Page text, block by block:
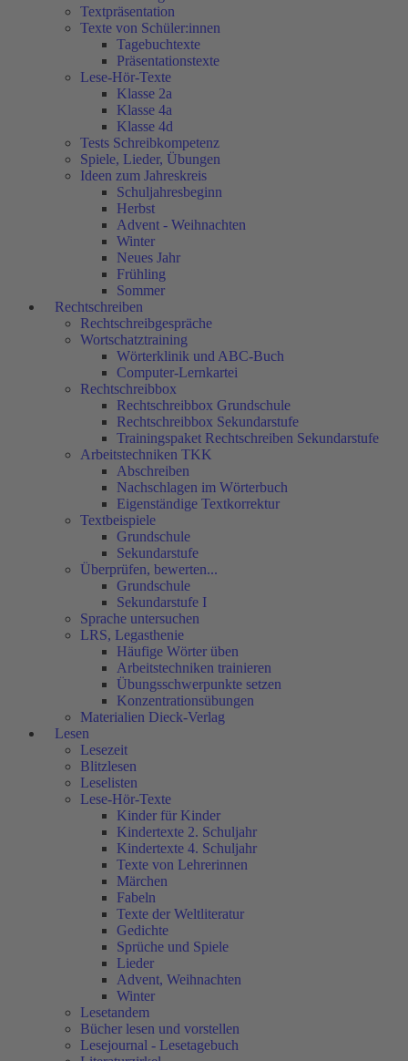
Textpräsentation
Texte von Schüler:innen
Tagebuchtexte
Präsentationstexte
Lese-Hör-Texte
Klasse 2a
Klasse 4a
Klasse 4d
Tests Schreibkompetenz
Spiele, Lieder, Übungen
Ideen zum Jahreskreis
Schuljahresbeginn
Herbst
Advent - Weihnachten
Winter
Neues Jahr
Frühling
Sommer
Rechtschreiben
Rechtschreibgespräche
Wortschatztraining
Wörterklinik und ABC-Buch
Computer-Lernkartei
Rechtschreibbox
Rechtschreibbox Grundschule
Rechtschreibbox Sekundarstufe
Trainingspaket Rechtschreiben Sekundarstufe
Arbeitstechniken TKK
Abschreiben
Nachschlagen im Wörterbuch
Eigenständige Textkorrektur
Textbeispiele
Grundschule
Sekundarstufe
Überprüfen, bewerten...
Grundschule
Sekundarstufe I
Sprache untersuchen
LRS, Legasthenie
Häufige Wörter üben
Arbeitstechniken trainieren
Übungsschwerpunkte setzen
Konzentrationsübungen
Materialien Dieck-Verlag
Lesen
Lesezeit
Blitzlesen
Leselisten
Lese-Hör-Texte
Kinder für Kinder
Kindertexte 2. Schuljahr
Kindertexte 4. Schuljahr
Texte von Lehrerinnen
Märchen
Fabeln
Texte der Weltliteratur
Gedichte
Sprüche und Spiele
Lieder
Advent, Weihnachten
Winter
Lesetandem
Bücher lesen und vorstellen
Lesejournal - Lesetagebuch